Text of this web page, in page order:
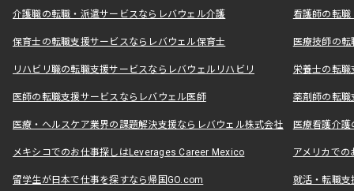
介護職の転職・派遣サービスならレバウェル介護 看護師の転
保育士の転職支援サービスならレバウェル保育士 医療技師の
リハビリ職の転職支援サービスならレバウェルリハビリ 栄養士の転
医師の転職支援サービスならレバウェル医師 薬剤師の転
医療・ヘルスケア業界の課題解決支援ならレバウェル株式会社 医療看護介
メキシコでのお仕事探しはLeverages Career Mexico アメリカで
留学生が日本で仕事を探すなら帰国GO.com 就活・転職